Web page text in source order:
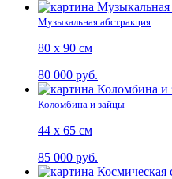
Музыкальная абстракция
80 х 90 см
80 000 руб.
Коломбина и зайцы
44 х 65 см
85 000 руб.